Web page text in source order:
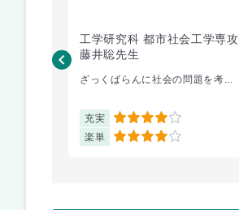
工学研究科 都市社会工学専攻
藤井聡先生
ざっくばらんに社会の問題を考...
充実 4
楽単 4